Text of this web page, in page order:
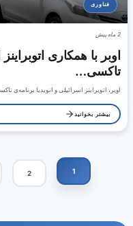
فناوری
2 ماه پیش
اوبر با همکاری
تاکسی…
اوبر، اتوبراینز اسرائیلی و انویدیا برنامه‌ی
بیشتر بخوانید
1
2